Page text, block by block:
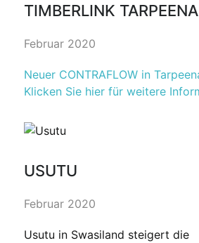
TIMBERLINK TARPEENA
Februar 2020
Neuer CONTRAFLOW in
Klicken Sie hier für weitere
USUTU
Februar 2020
Usutu in Swasiland steigert die